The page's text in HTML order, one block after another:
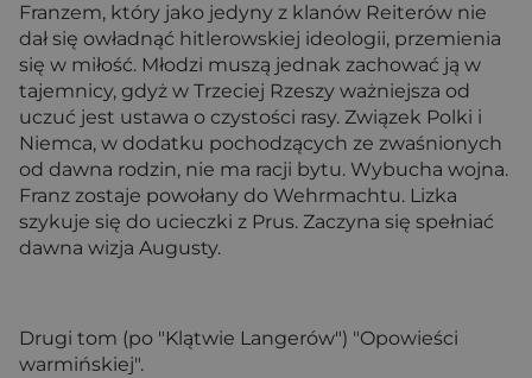
Franzem, który jako jedyny z klanów Reiterów nie
dał się owładnąć hitlerowskiej ideologii, przemienia
się w miłość. Młodzi muszą jednak zachować ją w
tajemnicy, gdyż w Trzeciej Rzeszy ważniejsza od
uczuć jest ustawa o czystości rasy. Związek Polki i
Niemca, w dodatku pochodzących ze zwaśnionych
od dawna rodzin, nie ma racji bytu. Wybucha wojna.
Franz zostaje powołany do Wehrmachtu. Lizka
szykuje się do ucieczki z Prus. Zaczyna się spełniać
dawna wizja Augusty.
Drugi tom (po "Klątwie Langerów") "Opowieści
warmińskiej".